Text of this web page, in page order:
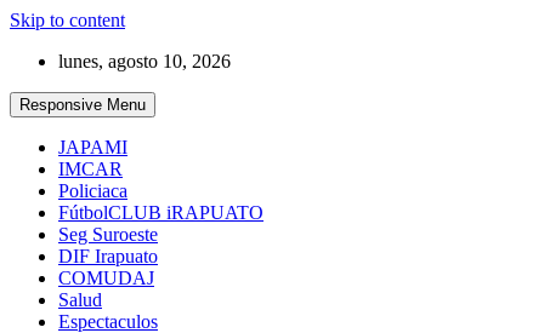
Skip to content
lunes, agosto 10, 2026
Responsive Menu
JAPAMI
IMCAR
Policiaca
FútbolCLUB iRAPUATO
Seg Suroeste
DIF Irapuato
COMUDAJ
Salud
Espectaculos